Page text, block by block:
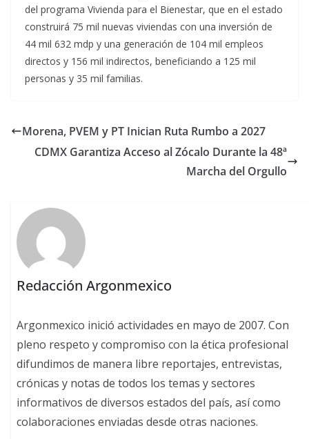
del programa Vivienda para el Bienestar, que en el estado
construirá 75 mil nuevas viviendas con una inversión de
44 mil 632 mdp y una generación de 104 mil empleos
directos y 156 mil indirectos, beneficiando a 125 mil
personas y 35 mil familias.
Morena, PVEM y PT Inician Ruta Rumbo a 2027
CDMX Garantiza Acceso al Zócalo Durante la 48ª
Marcha del Orgullo
Redacción Argonmexico
Argonmexico inició actividades en mayo de 2007. Con
pleno respeto y compromiso con la ética profesional
difundimos de manera libre reportajes, entrevistas,
crónicas y notas de todos los temas y sectores
informativos de diversos estados del país, así como
colaboraciones enviadas desde otras naciones.